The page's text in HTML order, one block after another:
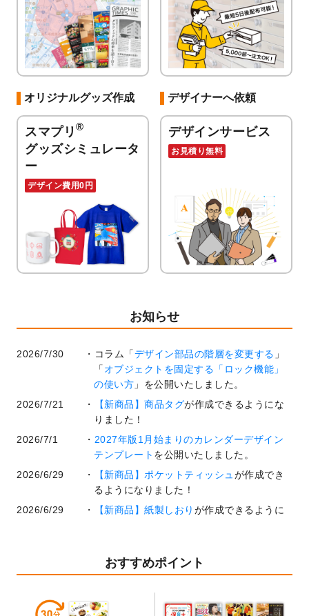
オリジナルグッズ作成
スマプリ ®
グッズシミュレータ
ー
デザイン費用0円
デザイナーへ依頼
デザインサービス
お見積り無料
お知らせ
2026/7/30 コラム「デザイン部品の階層を変更する 」
「 オブジェクトを固定する「ロック機能」
の使い方 」を公開いたしました。
2026/7/21
【新商品】商品タグが作成できるようにな
りました！
2026/7/1
2027年版1月始まりのカレンダーデザイン
テンプレート を公開いたしました。
2026/6/29
【新商品】ポケットティッシュが作成でき
るようになりました！
2026/6/29
【新商品】紙製しおり が作成できるように
業効率を上げる便利な操作方法3選！
開いたしました。
暑中見舞いのデザインテンプレート
しました。
おすすめポイント